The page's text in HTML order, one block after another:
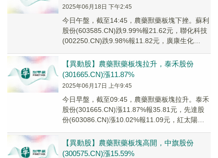
2025年06月18日 下午2:45
今日午盤，截至14:45，農藥獸藥板塊下挫。蘇利
股份(603585.CN)跌9.99%報21.62元，聯化科技
(002250.CN)跌9.98%報11.82元，廣康生化
【異動股】農藥獸藥板塊拉升，泰禾股份
(301665.CN)漲11.87%
2025年06月17日 上午9:45
今日早盤，截至09:45，農藥獸藥板塊拉升。泰禾
股份(301665.CN)漲11.87%報35.81元，先達股
份(603086.CN)漲10.02%報11.09元，紅太陽
【異動股】農藥獸藥板塊高開，中旗股份
(300575.CN)漲15.59%